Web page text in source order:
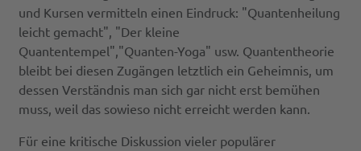
und Kursen vermitteln einen Eindruck: "Quantenheilung
leicht gemacht", "Der kleine
Quantentempel","Quanten-Yoga" usw. Quantentheorie
bleibt bei diesen Zugängen letztlich ein Geheimnis, um
dessen Verständnis man sich gar nicht erst bemühen
muss, weil das sowieso nicht erreicht werden kann.
Für eine kritische Diskussion vieler populärer